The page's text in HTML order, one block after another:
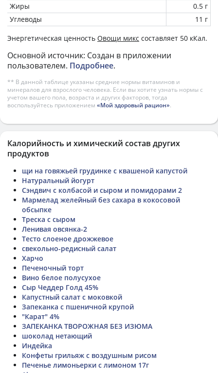
Жиры
0.5 г
Углеводы
11 г
Энергетическая ценность Овощи микс составляет 50 кКал.
Основной источник: Создан в приложении
пользователем. Подробнее.
** В данной таблице указаны средние нормы витаминов и
минералов для взрослого человека. Если вы хотите узнать нормы с
учетом вашего пола, возраста и других факторов, тогда
воспользуйтесь приложением «Мой здоровый рацион».
Калорийность и химический состав других
продуктов
щи на говяжьей грудинке с квашеной капустой
Натуральный йогурт
Сэндвич с колбасой и сыром и помидорами 2
Мармелад желейный без сахара в кокосовой
обсыпке
Треска с сыром
Ленивая овсянка-2
Тесто слоеное дрожжевое
свекольно-редисный салат
Харчо
Печеночный торт
Вино белое полусухое
Сыр Чеддер Голд 45%
Капустный салат с моковкой
Запеканка с пшеничной крупой
"Карат" 4%
ЗАПЕКАНКА ТВОРОЖНАЯ БЕЗ ИЗЮМА
шоколад нетающий
Индейка
Конфеты грильяж с воздушным рисом
Печенье лимоньерки с лимоном 17г